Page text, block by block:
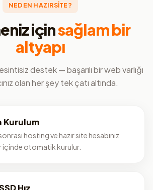
NEDEN HAZIRSİTE?
içinsağlam bir
altyapı
destek — başarılı bir web varlığı
olan her şey tek çatı altında.
Kurulum
hosting ve hazır site hesabınız
içinde otomatik kurulur.
Hız